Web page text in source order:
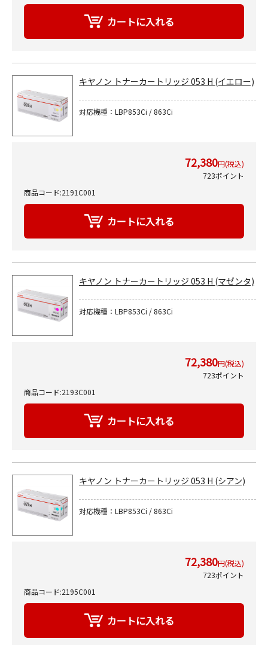
キヤノン トナーカートリッジ 053 H (イエロー)
対応機種：LBP853Ci / 863Ci
72,380円(税込)
723ポイント
商品コード:2191C001
キヤノン トナーカートリッジ 053 H (マゼンタ)
対応機種：LBP853Ci / 863Ci
72,380円(税込)
723ポイント
商品コード:2193C001
キヤノン トナーカートリッジ 053 H (シアン)
対応機種：LBP853Ci / 863Ci
72,380円(税込)
723ポイント
商品コード:2195C001